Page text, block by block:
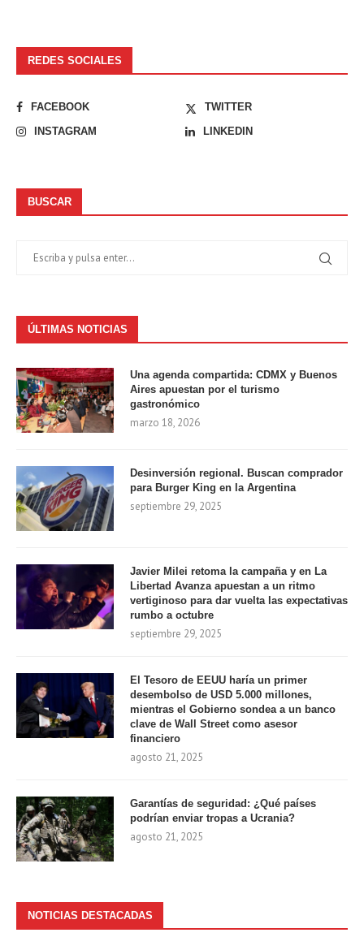
REDES SOCIALES
FACEBOOK
TWITTER
INSTAGRAM
LINKEDIN
BUSCAR
ÚLTIMAS NOTICIAS
Una agenda compartida: CDMX y Buenos
Aires apuestan por el turismo
gastronómico
marzo 18, 2026
Desinversión regional. Buscan comprador
para Burger King en la Argentina
septiembre 29, 2025
Javier Milei retoma la campaña y en La
Libertad Avanza apuestan a un ritmo
vertiginoso para dar vuelta las expectativas
rumbo a octubre
septiembre 29, 2025
El Tesoro de EEUU haría un primer
desembolso de USD 5.000 millones,
mientras el Gobierno sondea a un banco
clave de Wall Street como asesor
financiero
agosto 21, 2025
Garantías de seguridad: ¿Qué países
podrían enviar tropas a Ucrania?
agosto 21, 2025
NOTICIAS DESTACADAS